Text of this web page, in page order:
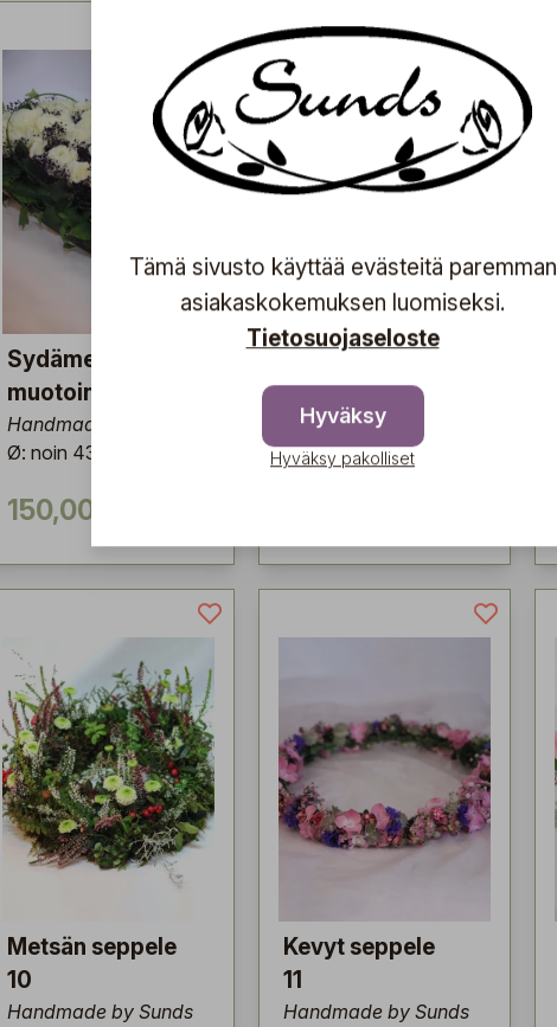
Sydämen
muotoinen 7
Handmade by Sunds
Ø: noin 43 cm
150,00 €
Vene kukista 8
Handmade by Sunds
Metsän seppele
10
Handmade by Sunds
Kevyt seppele
11
Handmade by Sunds
Tämä sivusto käyttää evästeitä paremman
asiakaskokemuksen luomiseksi.
Tietosuojaseloste
Hyväksy
Hyväksy pakolliset